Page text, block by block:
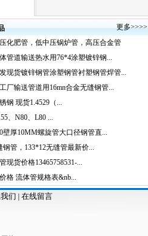
更多>>>>
化肥管，低中压锅炉管，高压合金管
管道输送热水用76*4涂塑镀锌钢...
现货镀锌钢管涂塑钢管衬塑钢管焊管...
厂输送管道用16mn合金无缝钢管...
钢 现货1.4529（...
、N80、L80 ...
壁厚10MM螺旋管大口径钢管直...
钢管，133*12无缝管最新价...
现货价格13465758531-...
格 流体管规格表&nb...
们 | 在线留言